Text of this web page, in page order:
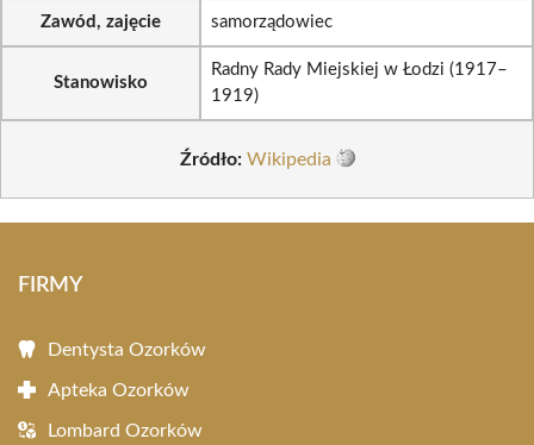
Zawód, zajęcie samorządowiec
Stanowisko
Radny Rady Miejskiej w Łodzi (1917–
1919)
Źródło: Wikipedia
FIRMY
Dentysta Ozorków
Apteka Ozorków
Lombard Ozorków